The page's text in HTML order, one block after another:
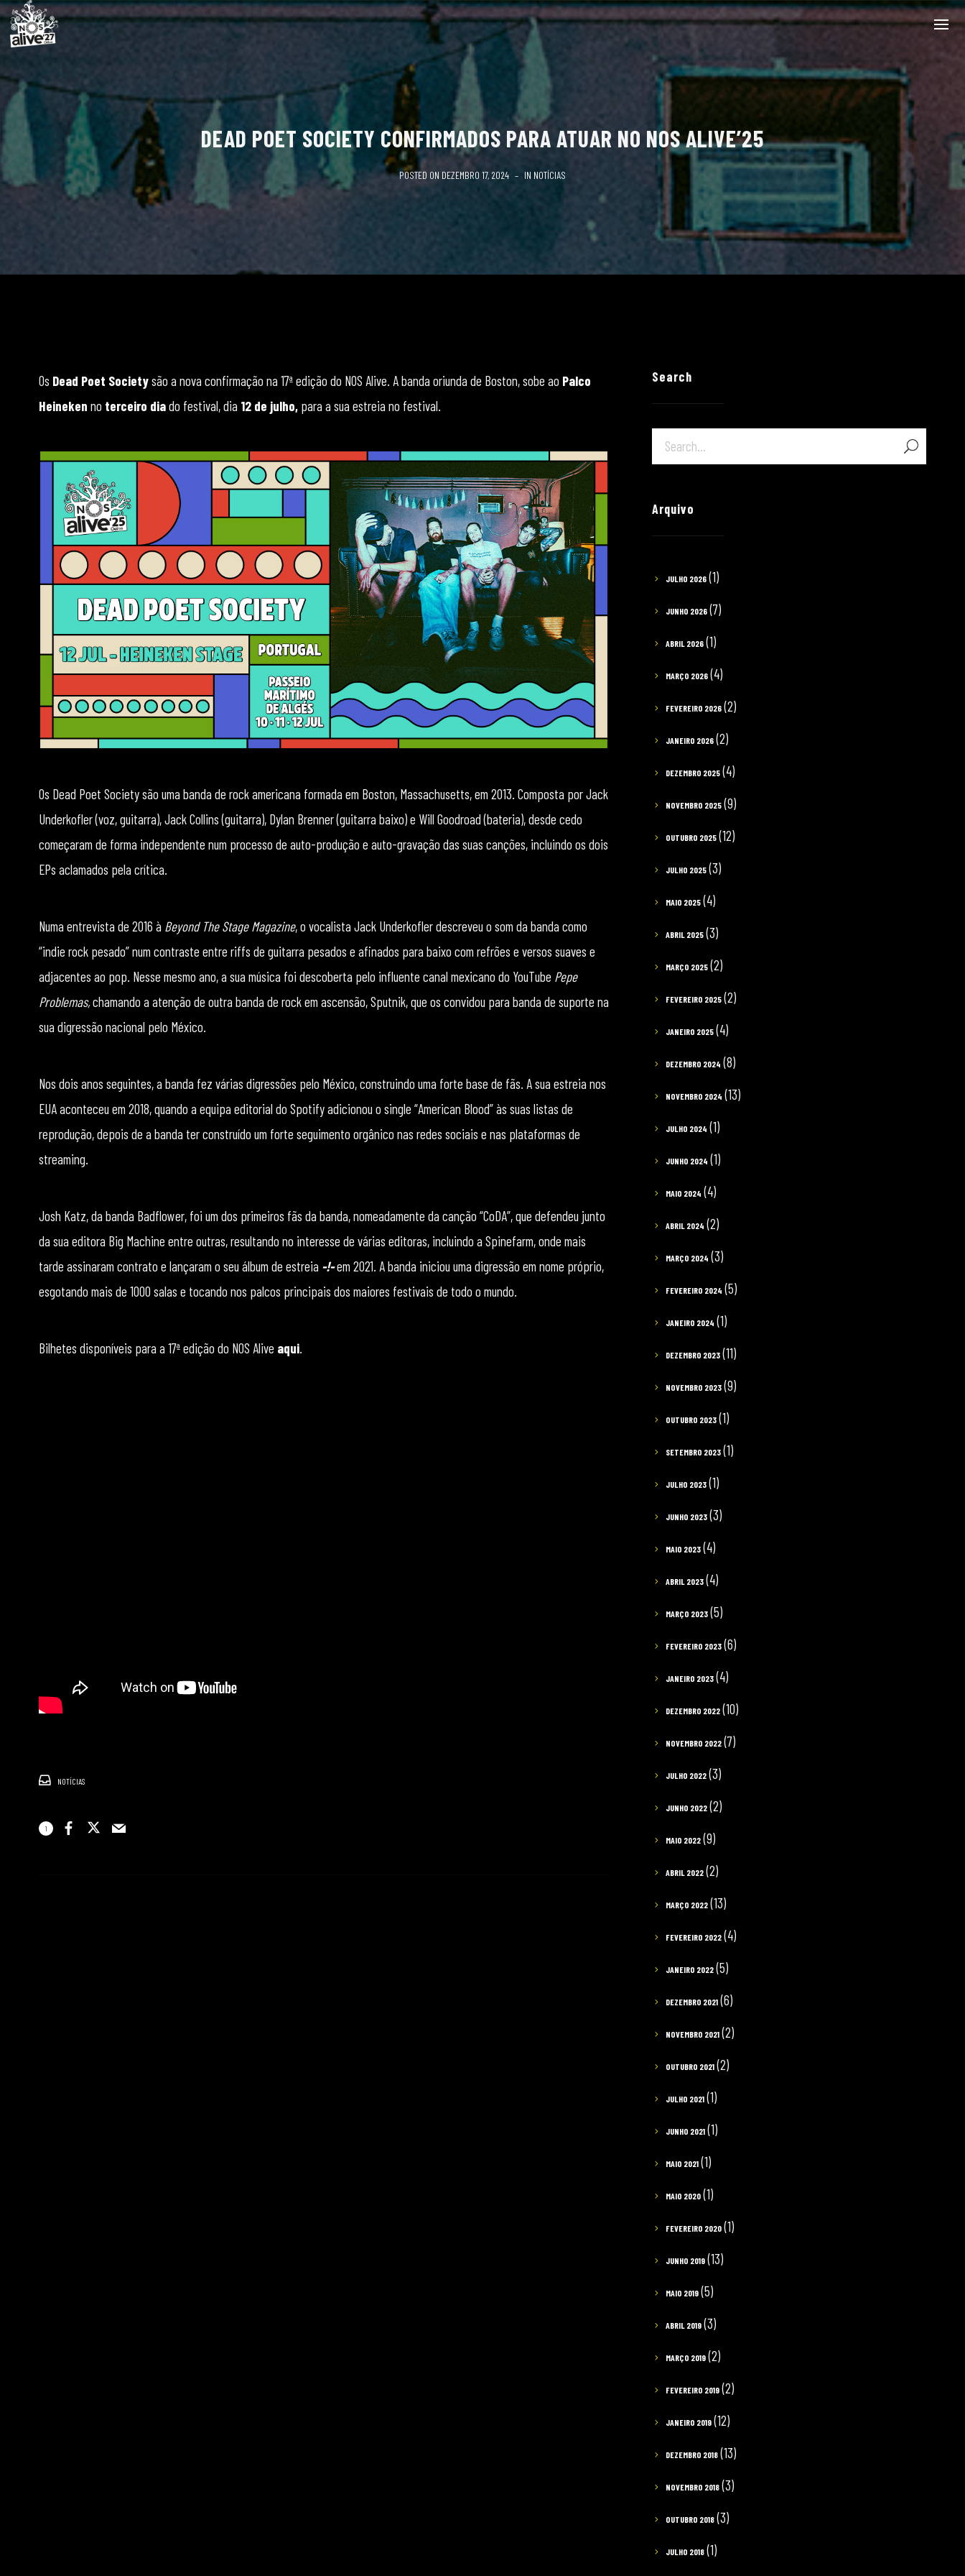
DEAD POET SOCIETY CONFIRMADOS PARA ATUAR NO NOS ALIVE’25
POSTED ON DEZEMBRO 17, 2024 IN NOTÍCIAS
Os Dead Poet Societysão a nova confirmação na 17ª edição do NOS Alive. A banda oriunda de Boston, sobe ao Palco
Heineken no terceiro diado festival, dia 12 de julho, para a sua estreia no festival.
Os Dead Poet Society são uma banda de rock americana formada em Boston, Massachusetts, em 2013. Composta por Jack
Underkofler (voz, guitarra), Jack Collins (guitarra), Dylan Brenner (guitarra baixo) e Will Goodroad (bateria), desde cedo
começaram de forma independente num processo de auto-produção e auto-gravação das suas canções, incluindo os dois
EPs aclamados pela crítica.
Numa entrevista de 2016 à Beyond The Stage Magazine, o vocalista Jack Underkofler descreveu o som da banda como
“indie rock pesado” num contraste entre riffs de guitarra pesados e afinados para baixo com refrões e versos suaves e
adjacentes ao pop. Nesse mesmo ano, a sua música foi descoberta pelo influente canal mexicano do YouTube Pepe
Problemas,chamando a atenção de outra banda de rock em ascensão, Sputnik, que os convidou para banda de suporte na
sua digressão nacional pelo México.
Nos dois anos seguintes, a banda fez várias digressões pelo México, construindo uma forte base de fãs. A sua estreia nos
EUA aconteceu em 2018, quando a equipa editorial do Spotify adicionou o single “American Blood” às suas listas de
reprodução, depois de a banda ter construído um forte seguimento orgânico nas redes sociais e nas plataformas de
streaming.
Josh Katz, da banda Badflower, foi um dos primeiros fãs da banda, nomeadamente da canção “CoDA”, que defendeu junto
da sua editora Big Machine entre outras, resultando no interesse de várias editoras, incluindo a Spinefarm, onde mais
tarde assinaram contrato e lançaram o seu álbum de estreia -!-em 2021. A banda iniciou uma digressão em nome próprio,
esgotando mais de 1000 salas e tocando nos palcos principais dos maiores festivais de todo o mundo.
Bilhetes disponíveis para a 17ª edição do NOS Alive aqui.
NOTÍCIAS
1
Search
Arquivo
JULHO 2026 (1)
JUNHO 2026 (7)
ABRIL 2026 (1)
MARÇO 2026 (4)
FEVEREIRO 2026 (2)
JANEIRO 2026 (2)
DEZEMBRO 2025 (4)
NOVEMBRO 2025 (9)
OUTUBRO 2025 (12)
JULHO 2025 (3)
MAIO 2025 (4)
ABRIL 2025 (3)
MARÇO 2025 (2)
FEVEREIRO 2025 (2)
JANEIRO 2025 (4)
DEZEMBRO 2024 (8)
NOVEMBRO 2024 (13)
JULHO 2024 (1)
JUNHO 2024 (1)
MAIO 2024 (4)
ABRIL 2024 (2)
MARÇO 2024 (3)
FEVEREIRO 2024 (5)
JANEIRO 2024 (1)
DEZEMBRO 2023 (11)
NOVEMBRO 2023 (9)
OUTUBRO 2023 (1)
SETEMBRO 2023 (1)
JULHO 2023 (1)
JUNHO 2023 (3)
MAIO 2023 (4)
ABRIL 2023 (4)
MARÇO 2023 (5)
FEVEREIRO 2023 (6)
JANEIRO 2023 (4)
DEZEMBRO 2022 (10)
NOVEMBRO 2022 (7)
JULHO 2022 (3)
JUNHO 2022 (2)
MAIO 2022 (9)
ABRIL 2022 (2)
MARÇO 2022 (13)
FEVEREIRO 2022 (4)
JANEIRO 2022 (5)
DEZEMBRO 2021 (6)
NOVEMBRO 2021 (2)
OUTUBRO 2021 (2)
JULHO 2021 (1)
JUNHO 2021 (1)
MAIO 2021 (1)
MAIO 2020 (1)
FEVEREIRO 2020 (1)
JUNHO 2019 (13)
MAIO 2019 (5)
ABRIL 2019 (3)
MARÇO 2019 (2)
FEVEREIRO 2019 (2)
JANEIRO 2019 (12)
DEZEMBRO 2018 (13)
NOVEMBRO 2018 (3)
OUTUBRO 2018 (3)
JULHO 2018 (1)